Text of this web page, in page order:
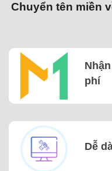
Chuyển tên miền
phí
Dễ